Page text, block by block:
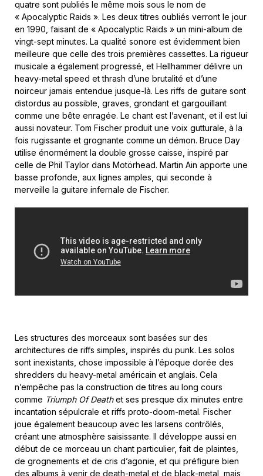
quatre sont publiés le même mois sous le nom de
« Apocalyptic Raids ». Les deux titres oubliés verront le jour
en 1990, faisant de « Apocalyptic Raids » un mini-album de
vingt-sept minutes. La qualité sonore est évidemment bien
meilleure que celle des trois premières cassettes. La rigueur
musicale a également progressé, et Hellhammer délivre un
heavy-metal speed et thrash d’une brutalité et d’une
noirceur jamais entendue jusque-là. Les riffs de guitare sont
distordus au possible, graves, grondant et gargouillant
comme une bête enragée. Le chant est l’avenant, et il est lui
aussi novateur. Tom Fischer produit une voix gutturale, à la
fois rugissante et grognante comme un démon. Bruce Day
utilise énormément la double grosse caisse, inspiré par
celle de Phil Taylor dans Motörhead. Martin Ain apporte une
basse profonde, aux lignes amples, qui seconde à
merveille la guitare infernale de Fischer.
Les structures des morceaux sont basées sur des
architectures de riffs simples, inspirés du punk. Les solos
sont inexistants, chose impossible à l’époque dorée des
shredders du heavy-metal américain et anglais. Cela
n’empêche pas la construction de titres au long cours
comme Triumph Of Deathet ses presque dix minutes entre
incantation sépulcrale et riffs proto-doom-metal. Fischer
joue également beaucoup avec les larsens contrôlés,
créant une atmosphère saisissante. Il développe aussi en
début de ce morceau un chant particulier, fait de plaintes,
de grognements et de cris d’agonie, et qui préfigure bien
des albums à venir de death-metal et de black-metal, mais